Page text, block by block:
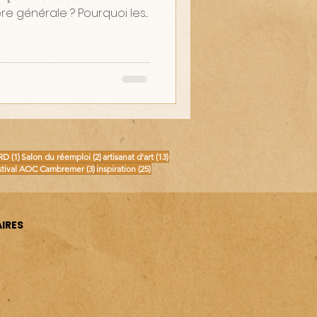
générale ? Pourquoi les...
(1)1 post
Salon du réemploi (2)2 posts
artisanat d'art (13)13 posts
AOC Cambremer (3)3 posts
inspiration (25)25 posts